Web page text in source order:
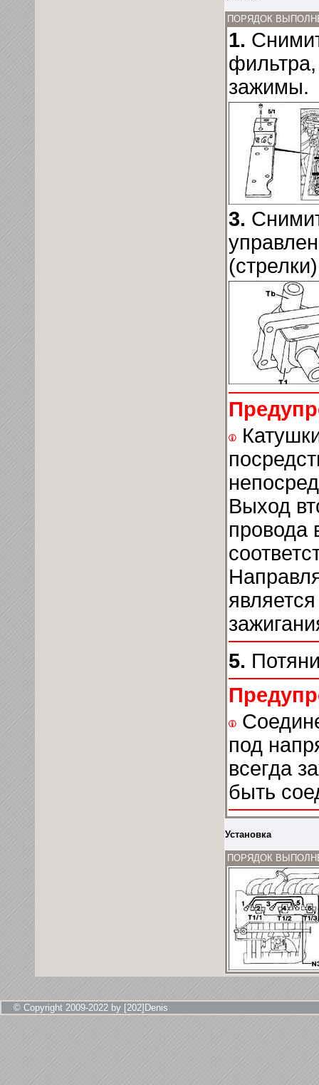
ПОРЯДОК
1.
зажимы.
3.
Выход
провода
5.
под
всегда
быть
Установка
ПОРЯДОК
© Copyright 2009-2022 by [202]Denis